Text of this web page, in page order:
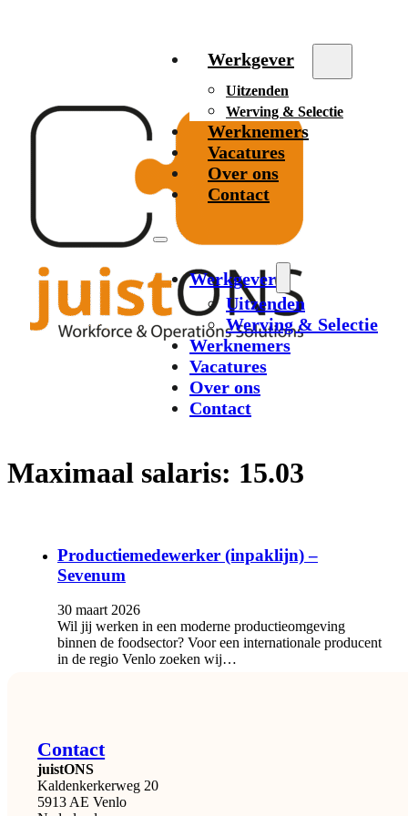
Werkgever
Uitzenden
Werving & Selectie
Werknemers
Vacatures
Over ons
Contact
Werkgever
Uitzenden
Werving & Selectie
Werknemers
Vacatures
Over ons
Contact
Maximaal salaris: 15.03
Productiemedewerker (inpaklijn) –
Sevenum
30 maart 2026
Wil jij werken in een moderne productieomgeving
binnen de foodsector? Voor een internationale producent
in de regio Venlo zoeken wij…
Contact
juistONS
Kaldenkerkerweg 20
5913 AE Venlo